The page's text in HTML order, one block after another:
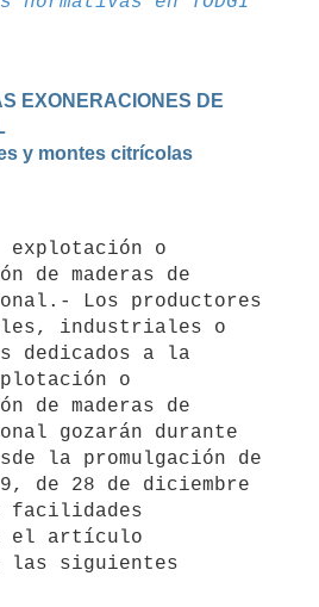
EXONERACIONES DE
y montes citrícolas
de maderas de
Los productores
industriales o
dedicados a la
o
de maderas de
gozarán durante
la promulgación de
de 28 de diciembre
facilidades
el artículo
las siguientes